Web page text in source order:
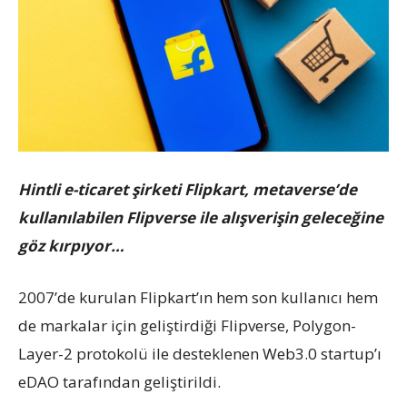
Hintli e-ticaret şirketi Flipkart, metaverse’de
kullanılabilen Flipverse ile alışverişin geleceğine
göz kırpıyor…
2007’de kurulan Flipkart’ın hem son kullanıcı hem
de markalar için geliştirdiği Flipverse, Polygon-
Layer-2 protokolü ile desteklenen Web3.0 startup’ı
eDAO tarafından geliştirildi.